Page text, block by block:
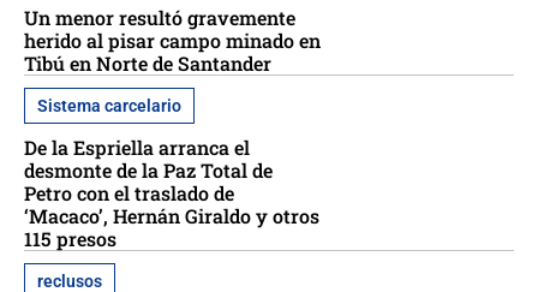
Un menor resultó gravemente
herido al pisar campo minado en
Tibú en Norte de Santander
Sistema carcelario
De la Espriella arranca el
desmonte de la Paz Total de
Petro con el traslado de
‘Macaco’, Hernán Giraldo y otros
115 presos
reclusos